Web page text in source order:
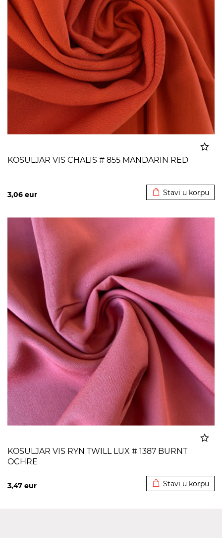
KOSULJAR VIS CHALIS # 855 MANDARIN RED
3,06 eur Stavi u korpu
KOSULJAR VIS RYN TWILL LUX # 1387 BURNT
OCHRE
3,47 eur Stavi u korpu